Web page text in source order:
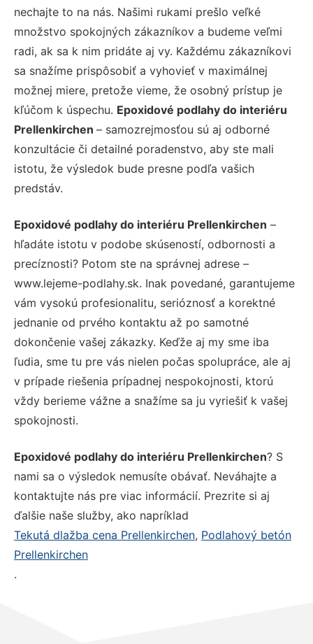
nechajte to na nás. Našimi rukami prešlo veľké
množstvo spokojných zákazníkov a budeme veľmi
radi, ak sa k nim pridáte aj vy. Každému zákazníkovi
sa snažíme prispôsobiť a vyhovieť v maximálnej
možnej miere, pretože vieme, že osobný prístup je
kľúčom k úspechu. Epoxidové podlahy do interiéru
Prellenkirchen – samozrejmosťou sú aj odborné
konzultácie či detailné poradenstvo, aby ste mali
istotu, že výsledok bude presne podľa vašich
predstáv.
Epoxidové podlahy do interiéru Prellenkirchen –
hľadáte istotu v podobe skúseností, odbornosti a
precíznosti? Potom ste na správnej adrese –
www.lejeme-podlahy.sk. Inak povedané, garantujeme
vám vysokú profesionalitu, serióznosť a korektné
jednanie od prvého kontaktu až po samotné
dokončenie vašej zákazky. Keďže aj my sme iba
ľudia, sme tu pre vás nielen počas spolupráce, ale aj
v prípade riešenia prípadnej nespokojnosti, ktorú
vždy berieme vážne a snažíme sa ju vyriešiť k vašej
spokojnosti.
Epoxidové podlahy do interiéru Prellenkirchen? S
nami sa o výsledok nemusíte obávať. Neváhajte a
kontaktujte nás pre viac informácií. Prezrite si aj
ďalšie naše služby, ako napríklad
Tekutá dlažba cena Prellenkirchen, Podlahový betón
Prellenkirchen
.